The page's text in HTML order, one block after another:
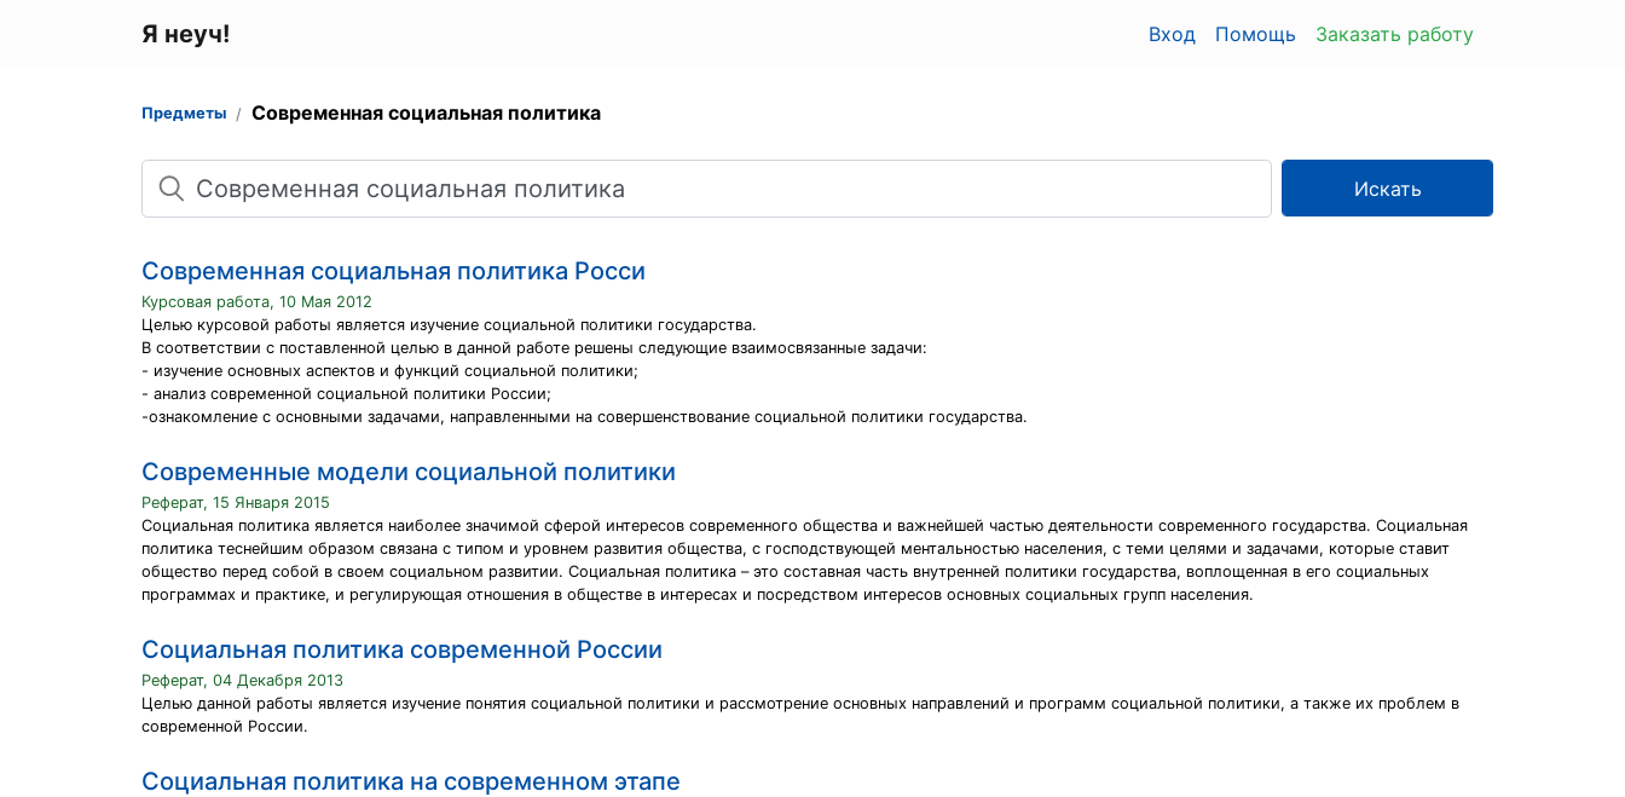
Я неуч! Вход Помощь Заказать работу
Предметы Современная социальная политика
Поиск
Искать
Современная социальная политика Росси
Курсовая работа, 10 Мая 2012
Целью курсовой работы является изучение социальной политики государства.
В соответствии с поставленной целью в данной работе решены следующие взаимосвязанные задачи:
- изучение основных аспектов и функций социальной политики;
- анализ современной социальной политики России;
-ознакомление с основными задачами, направленными на совершенствование социальной политики государства.
Современные модели социальной политики
Реферат, 15 Января 2015
Социальная политика является наиболее значимой сферой интересов современного общества и важнейшей частью деятельности современного государства. Социальная
политика теснейшим образом связана с типом и уровнем развития общества, с господствующей ментальностью населения, с теми целями и задачами, которые ставит
общество перед собой в своем социальном развитии. Социальная политика – это составная часть внутренней политики государства, воплощенная в его социальных
программах и практике, и регулирующая отношения в обществе в интересах и посредством интересов основных социальных групп населения.
Социальная политика современной России
Реферат, 04 Декабря 2013
Целью данной работы является изучение понятия социальной политики и рассмотрение основных направлений и программ социальной политики, а также их проблем в
современной России.
Социальная политика на современном этапе